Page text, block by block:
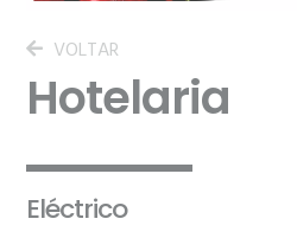
VOLTAR
Hotelaria
Eléctrico